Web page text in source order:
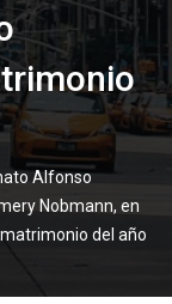
Alfonso
Nobmann, en
del año